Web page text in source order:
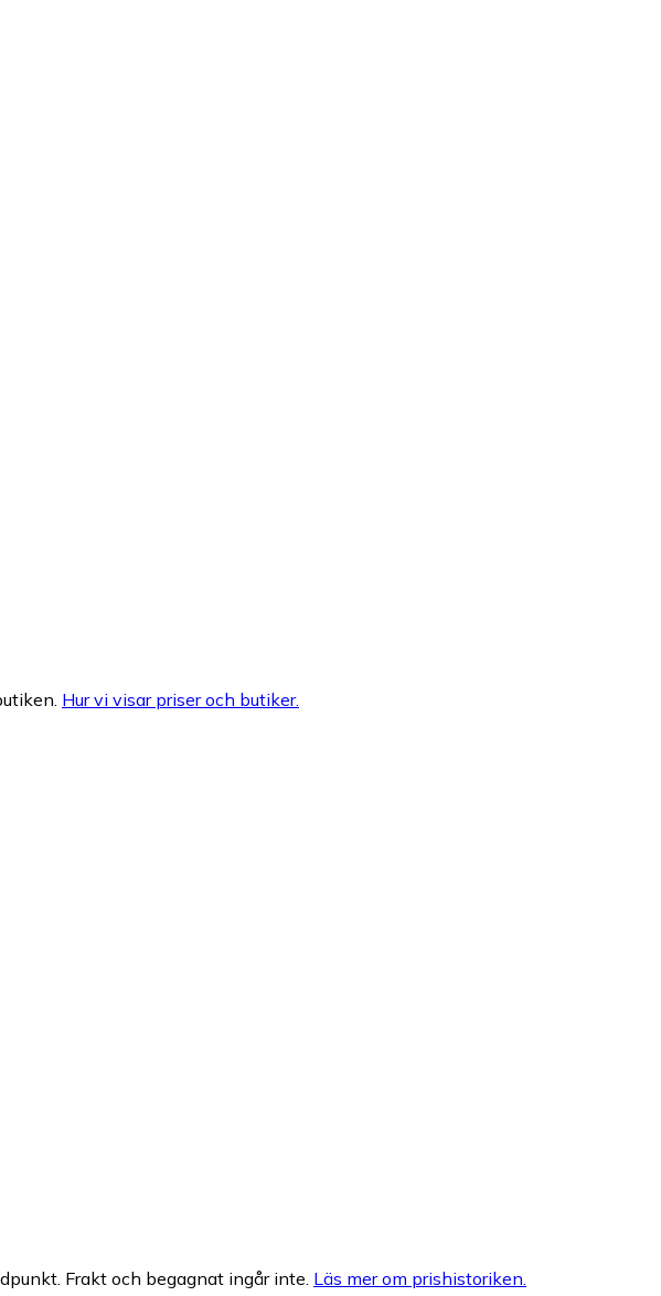
Hur vi visar priser och butiker.
Frakt och begagnat ingår inte. Läs mer om prishistoriken.